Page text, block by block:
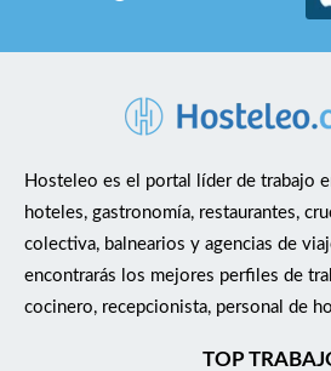
Hosteleo es el portal líder de trabajo
hoteles, gastronomía, restaurantes,
colectiva, balnearios y agencias de
encontrarás los mejores perfiles de
cocinero, recepcionista, personal de
TOP